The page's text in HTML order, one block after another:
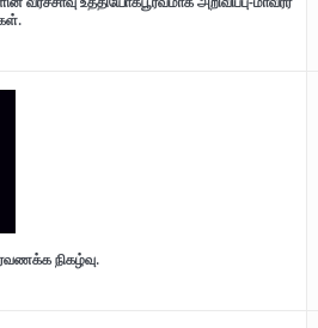
நிகழ்வு.